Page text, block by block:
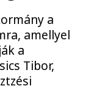
a
amellyel
a
Tibor,